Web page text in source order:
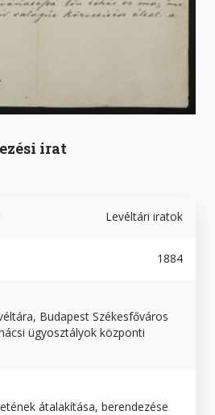
irat
Levéltári iratok
1884
Budapest Székesfőváros
ügyosztályok központi
átalakítása, berendezése